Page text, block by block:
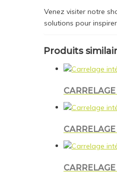
Venez visiter notre
solutions pour
Produits